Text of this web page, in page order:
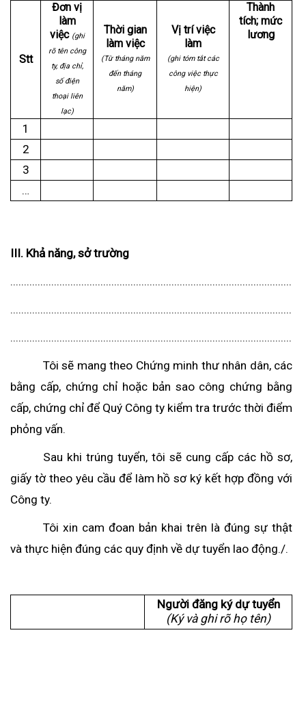
Stt
Đơn vị
làm
việc (ghi
rõ tên công
ty, địa chỉ,
số điện
thoại liên
lạc)
Thời gian
làm việc
(Từ tháng năm
đến tháng
năm)
Vị trí việc
làm
(ghi tóm tắt các
công việc thực
hiện)
Thành
tích; mức
lương
1
2
3
…
III. Khả năng, sở trường
Tôi sẽ mang theo Chứng minh thư nhân dân, các
bằng cấp, chứng chỉ hoặc bản sao công chứng bằng
cấp, chứng chỉ để Quý Công ty kiểm tra trước thời điểm
phỏng vấn.
Sau khi trúng tuyển, tôi sẽ cung cấp các hồ sơ,
giấy tờ theo yêu cầu để làm hồ sơ ký kết hợp đồng với
Công ty.
Tôi xin cam đoan bản khai trên là đúng sự thật
và thực hiện đúng các quy định về dự tuyển lao động./.
Người đăng ký dự tuyển
(Ký và ghi rõ họ tên)